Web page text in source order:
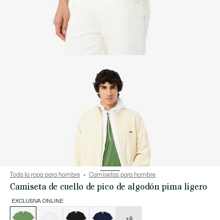
Toda la ropa para hombre Camisetas para hombre
Camiseta de cuello de pico de algodón pima ligero
EXCLUSIVA ONLINE
de
variaciones